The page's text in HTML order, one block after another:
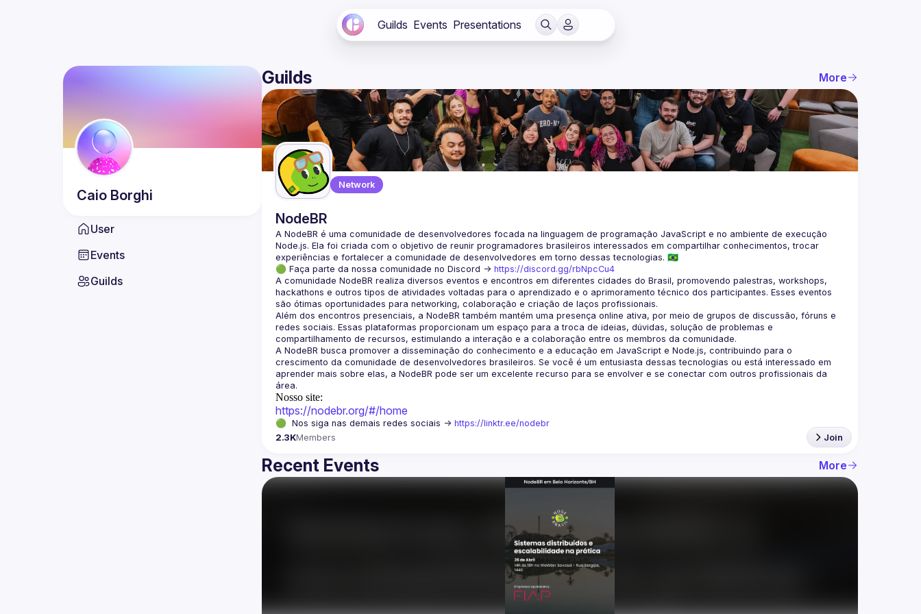
Guilds Events Presentations
Caio Borghi
User
Events
Guilds
Guilds More
Network
NodeBR
A NodeBR é uma comunidade de desenvolvedores focada na linguagem de programação JavaScript e no ambiente de execução
Node.js. Ela foi criada com o objetivo de reunir programadores brasileiros interessados em compartilhar conhecimentos, trocar
🟢 Faça parte da nossa comunidade no Discord -> https://discord.gg/rbNpcCu4
A comunidade NodeBR realiza diversos eventos e encontros em diferentes cidades do Brasil, promovendo palestras, workshops,
hackathons e outros tipos de atividades voltadas para o aprendizado e o aprimoramento técnico dos participantes. Esses eventos
Além dos encontros presenciais, a NodeBR também mantém uma presença online ativa, por meio de grupos de discussão, fóruns e
redes sociais. Essas plataformas proporcionam um espaço para a troca de ideias, dúvidas, solução de problemas e
A NodeBR busca promover a disseminação do conhecimento e a educação em JavaScript e Node.js, contribuindo para o
crescimento da comunidade de desenvolvedores brasileiros. Se você é um entusiasta dessas tecnologias ou está interessado em
aprender mais sobre elas, a NodeBR pode ser um excelente recurso para se envolver e se conectar com outros profissionais da
Nosso site:
https://nodebr.org/#/home
🟢  Nos siga nas demais redes sociais -> https://linktr.ee/nodebr
2.3KMembers Join
Recent Events More